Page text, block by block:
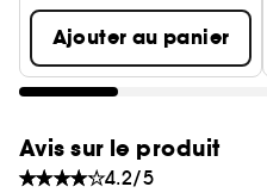
Ajouter au panier
Avis sur le produit
4.2/5